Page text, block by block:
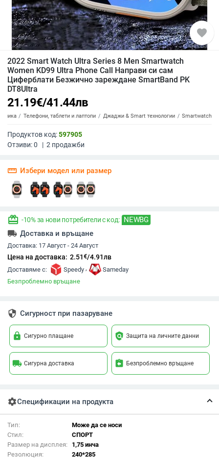
favorite
2022 Smart Watch Ultra Series 8 Men Smartwatch
Women KD99 Ultra Phone Call Направи си сам
Циферблати Безжично зареждане SmartBand PK
DT8Ultra
21.19€/41.44лв
Телефони, таблети и лаптопи Джаджи & Smart технологии Smartwatch
Продуктов код:597905
Отзиви:0 | 2 продажби
straighten Избери модел или размер
redeem -10% за нови потребители с код: NEWBG
local_shipping Доставка и връщане
Доставка: 17 Август - 24 Август
Цена на доставка: 2.51€/4.91лв
Доставяме с: Speedy ,
Sameday
Безпроблемно връщане
security Сигурност при пазаруване
lock Сигурно плащане policy Защита на личните данни
local_shipping Сигурна доставка assignment_return Безпроблемно връщане
settingsСпецификации на продукта
Тип:
Може да се носи
Стил:
СПОРТ
Размер на дисплея:
1,75 инча
Резолюция:
240*285